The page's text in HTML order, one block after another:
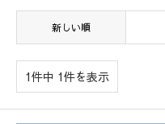
新しい順
1件中 1件を表示